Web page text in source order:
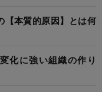
【本質的原因】とは何
化に強い組織の作り